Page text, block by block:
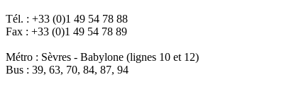
Tél. : +33 (0)1 49 54 78 88
Fax : +33 (0)1 49 54 78 89
Métro : Sèvres - Babylone (lignes 10 et 12)
Bus : 39, 63, 70, 84, 87, 94